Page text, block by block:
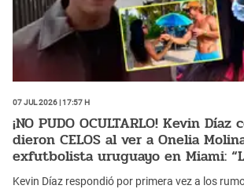
07 Jul 2026 | 17:57 h
¡NO PUDO OCULTARLO! Kevin
dieron CELOS al ver a Onelia
exfutbolista uruguayo en Miami:
Kevin Díaz respondió por primera vez a los